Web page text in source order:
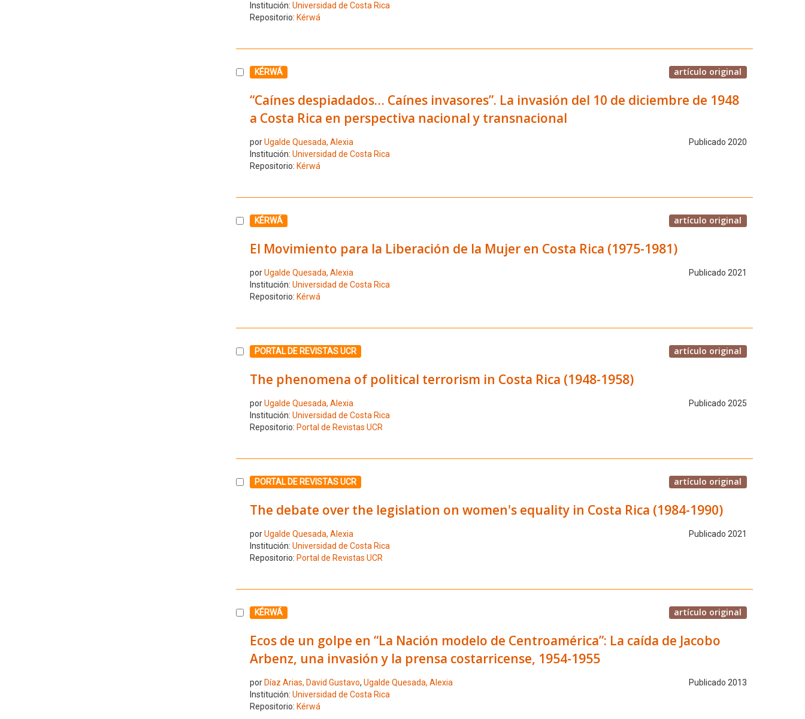
Institución: Universidad de Costa Rica
Repositorio: Kérwá
Seleccione el número de resultado 9
KÉRWÁ artículo original
“Caínes despiadados… Caínes invasores”. La invasión del 10 de diciembre de 1948
a Costa Rica en perspectiva nacional y transnacional
porUgalde Quesada, Alexia
Publicado 2020
Institución: Universidad de Costa Rica
Repositorio: Kérwá
Seleccione el número de resultado 10
KÉRWÁ artículo original
El Movimiento para la Liberación de la Mujer en Costa Rica (1975-1981)
porUgalde Quesada, Alexia
Publicado 2021
Institución: Universidad de Costa Rica
Repositorio: Kérwá
Seleccione el número de resultado 11
PORTAL DE REVISTAS UCR artículo original
The phenomena of political terrorism in Costa Rica (1948-1958)
porUgalde Quesada, Alexia
Publicado 2025
Institución: Universidad de Costa Rica
Repositorio: Portal de Revistas UCR
Seleccione el número de resultado 12
PORTAL DE REVISTAS UCR artículo original
The debate over the legislation on women's equality in Costa Rica (1984-1990)
porUgalde Quesada, Alexia
Publicado 2021
Institución: Universidad de Costa Rica
Repositorio: Portal de Revistas UCR
Seleccione el número de resultado 13
KÉRWÁ artículo original
Ecos de un golpe en “La Nación modelo de Centroamérica”: La caída de Jacobo
Arbenz, una invasión y la prensa costarricense, 1954-1955
por Díaz Arias, David Gustavo, Ugalde Quesada, Alexia
Publicado 2013
Institución: Universidad de Costa Rica
Repositorio: Kérwá